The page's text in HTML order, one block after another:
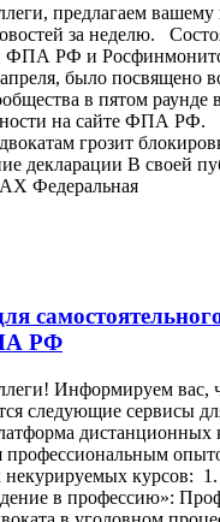
предлагаем
за неделю.
ФПА РФ и
было посвящено
в пятом
на сайте ФПА РФ.
грозит
декларации В своей
Федеральная
РФ
Информируем вас,
следующие сервисы для
некурируемых курсов:
в профессию»: